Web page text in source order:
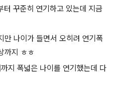
꾸준히 연기하고 있는데 지금
만 나이가 들면서 오히려 연기폭
까지 ㅎㅎ
지 폭넓은 나이를 연기했는데 다